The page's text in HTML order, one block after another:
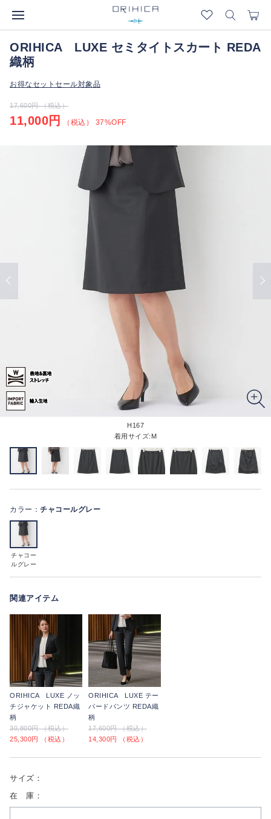
ORIHICA LUXE セミタイトスカート REDA
織柄
お得なセットセール対象品
17,600円 （税込）
11,000円 （税込） 37%OFF
H167
着用サイズ:M
カラー： チャコールグレー
チャコー
ルグレー
関連アイテム
ORIHICA LUXE ノッ
チジャケット REDA織
柄
30,800円 （税込）
25,300円 （税込）
ORIHICA LUXE テー
パードパンツ REDA織
柄
17,600円 （税込）
14,300円 （税込）
サイズ：
在 庫：